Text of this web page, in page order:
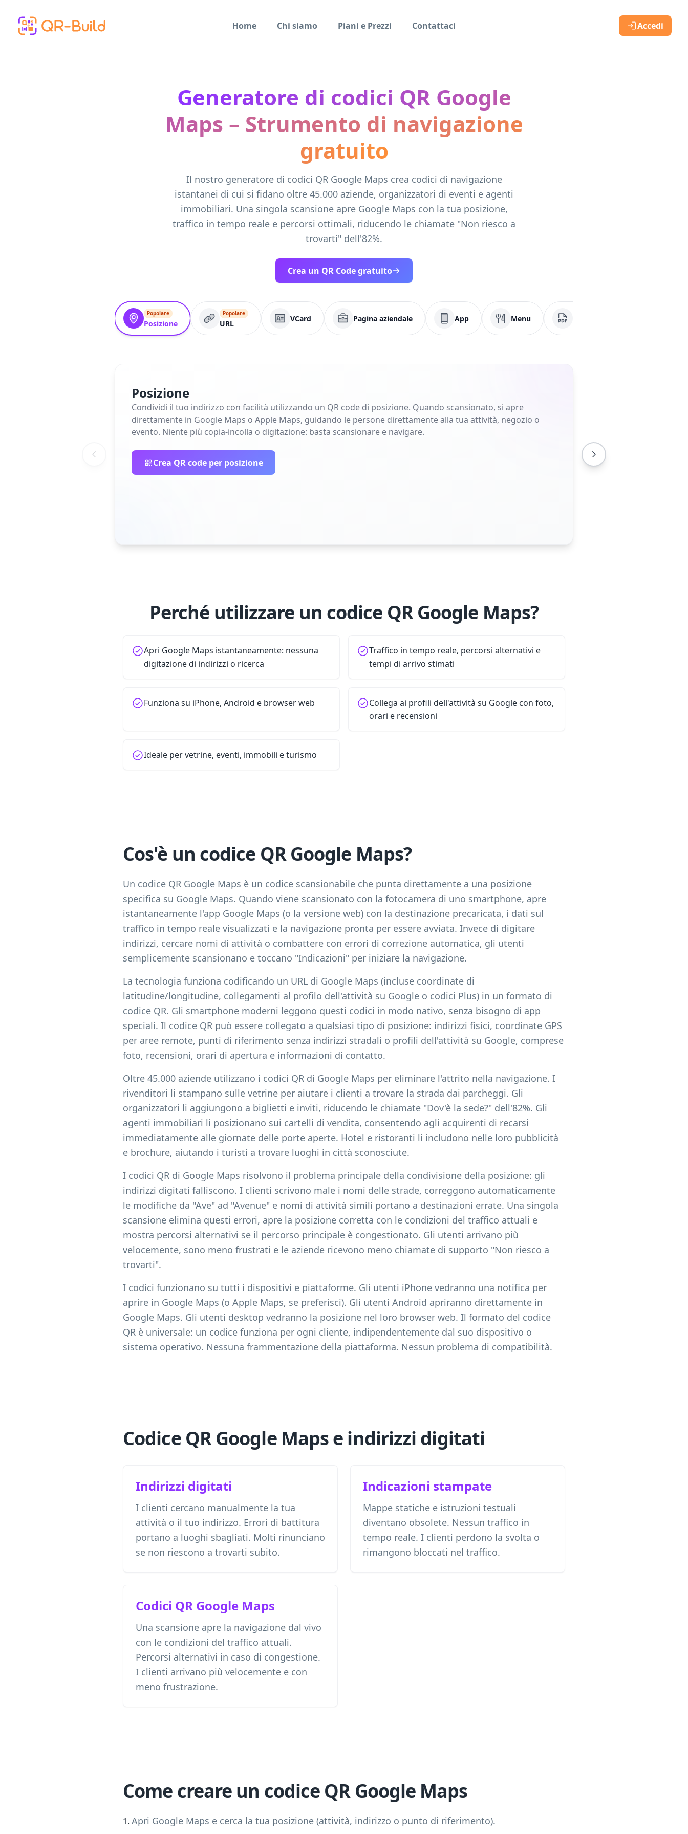
Home
Chi siamo Piani e Prezzi Contattaci Accedi
Generatore di codici QR Google
Maps – Strumento di navigazione
gratuito
Il nostro generatore di codici QR Google Maps crea codici di navigazione
istantanei di cui si fidano oltre 45.000 aziende, organizzatori di eventi e agenti
immobiliari. Una singola scansione apre Google Maps con la tua posizione,
traffico in tempo reale e percorsi ottimali, riducendo le chiamate "Non riesco a
trovarti" dell'82%.
Crea un QR Code gratuito
Popolare
Posizione
Popolare
URL
VCard Pagina aziendale App Menu
Posizione
Condividi il tuo indirizzo con facilità utilizzando un QR code di posizione. Quando scansionato, si apre
direttamente in Google Maps o Apple Maps, guidando le persone direttamente alla tua attività, negozio o
evento. Niente più copia-incolla o digitazione: basta scansionare e navigare.
Crea QR code per posizione
Perché utilizzare un codice QR Google Maps?
Apri Google Maps istantaneamente: nessuna
digitazione di indirizzi o ricerca
Traffico in tempo reale, percorsi alternativi e
tempi di arrivo stimati
Funziona su iPhone, Android e browser web
Collega ai profili dell'attività su Google con foto,
orari e recensioni
Ideale per vetrine, eventi, immobili e turismo
Cos'è un codice QR Google Maps?
Un codice QR Google Maps è un codice scansionabile che punta direttamente a una posizione
specifica su Google Maps. Quando viene scansionato con la fotocamera di uno smartphone, apre
istantaneamente l'app Google Maps (o la versione web) con la destinazione precaricata, i dati sul
traffico in tempo reale visualizzati e la navigazione pronta per essere avviata. Invece di digitare
indirizzi, cercare nomi di attività o combattere con errori di correzione automatica, gli utenti
semplicemente scansionano e toccano "Indicazioni" per iniziare la navigazione.
La tecnologia funziona codificando un URL di Google Maps (incluse coordinate di
latitudine/longitudine, collegamenti al profilo dell'attività su Google o codici Plus) in un formato di
codice QR. Gli smartphone moderni leggono questi codici in modo nativo, senza bisogno di app
speciali. Il codice QR può essere collegato a qualsiasi tipo di posizione: indirizzi fisici, coordinate GPS
per aree remote, punti di riferimento senza indirizzi stradali o profili dell'attività su Google, comprese
foto, recensioni, orari di apertura e informazioni di contatto.
Oltre 45.000 aziende utilizzano i codici QR di Google Maps per eliminare l'attrito nella navigazione. I
rivenditori li stampano sulle vetrine per aiutare i clienti a trovare la strada dai parcheggi. Gli
organizzatori li aggiungono a biglietti e inviti, riducendo le chiamate "Dov'è la sede?" dell'82%. Gli
agenti immobiliari li posizionano sui cartelli di vendita, consentendo agli acquirenti di recarsi
immediatamente alle giornate delle porte aperte. Hotel e ristoranti li includono nelle loro pubblicità
e brochure, aiutando i turisti a trovare luoghi in città sconosciute.
I codici QR di Google Maps risolvono il problema principale della condivisione della posizione: gli
indirizzi digitati falliscono. I clienti scrivono male i nomi delle strade, correggono automaticamente
le modifiche da "Ave" ad "Avenue" e nomi di attività simili portano a destinazioni errate. Una singola
scansione elimina questi errori, apre la posizione corretta con le condizioni del traffico attuali e
mostra percorsi alternativi se il percorso principale è congestionato. Gli utenti arrivano più
velocemente, sono meno frustrati e le aziende ricevono meno chiamate di supporto "Non riesco a
trovarti".
I codici funzionano su tutti i dispositivi e piattaforme. Gli utenti iPhone vedranno una notifica per
aprire in Google Maps (o Apple Maps, se preferisci). Gli utenti Android apriranno direttamente in
Google Maps. Gli utenti desktop vedranno la posizione nel loro browser web. Il formato del codice
QR è universale: un codice funziona per ogni cliente, indipendentemente dal suo dispositivo o
sistema operativo. Nessuna frammentazione della piattaforma. Nessun problema di compatibilità.
Codice QR Google Maps e indirizzi digitati
Indirizzi digitati
I clienti cercano manualmente la tua
attività o il tuo indirizzo. Errori di battitura
portano a luoghi sbagliati. Molti rinunciano
se non riescono a trovarti subito.
Indicazioni stampate
Mappe statiche e istruzioni testuali
diventano obsolete. Nessun traffico in
tempo reale. I clienti perdono la svolta o
rimangono bloccati nel traffico.
Codici QR Google Maps
Una scansione apre la navigazione dal vivo
con le condizioni del traffico attuali.
Percorsi alternativi in caso di congestione.
I clienti arrivano più velocemente e con
meno frustrazione.
Come creare un codice QR Google Maps
Apri Google Maps e cerca la tua posizione (attività, indirizzo o punto di riferimento).